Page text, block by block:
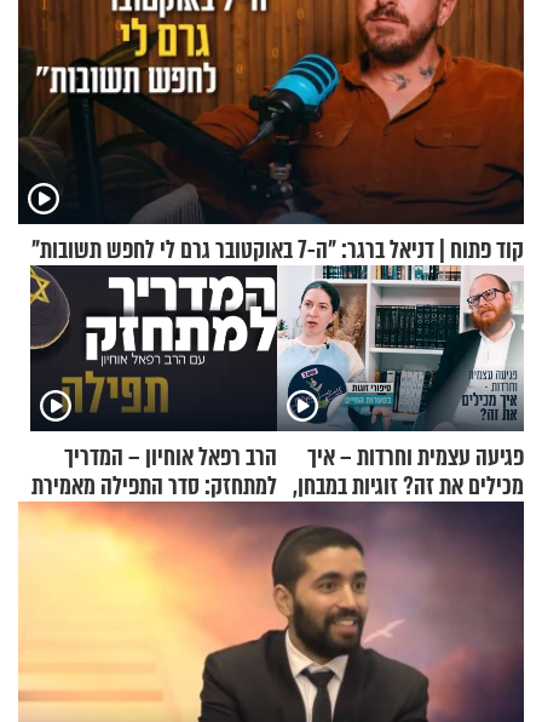
קוד פתוח | דניאל ברגר: "ה-7 באוקטובר גרם לי לחפש תשובות"
פגיעה עצמית וחרדות – איך
מכילים את זה? זוגיות במבחן,
הפעם עם יהודית ואלתר כהן
הרב רפאל אוחיון – המדריך
למתחזק: סדר התפילה מאמירת
הקורבנות ועד קריאת שמע